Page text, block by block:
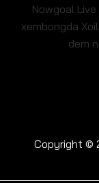
Nowgoal
xembongda
dem
Copyright ©